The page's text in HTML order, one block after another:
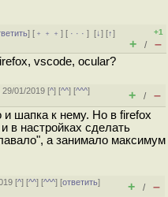
] [ ﹢﹢﹢] [ · · ·][↓] [↑]
+1
+ / –
vscode, ocular?
29/01/2019 [^] [^^] [^^^]
+ / –
и шапка к нему. Но в firefox
в настройках сделать
а занимало максимум
[^] [^^] [^^^] [ответить]
+ / –